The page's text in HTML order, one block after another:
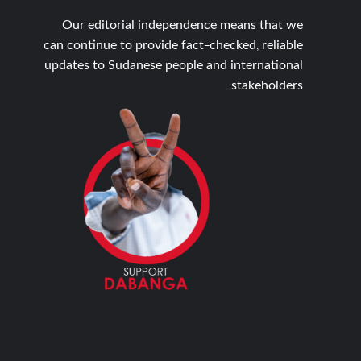
Our editorial independence means that we
can continue to provide fact-checked, reliable
updates to Sudanese people and international
stakeholders.